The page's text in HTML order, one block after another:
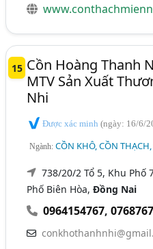
15 Cồn Hoàng Thanh
MTV Sản Xuất
Nhi
Được xác minh(ngày: 16/6/
Ngành:CỒN KHÔ, CỒN
738/20/2 Tổ 5, Khu Phố
Phố Biên Hòa,Đồng Nai
0964154767,